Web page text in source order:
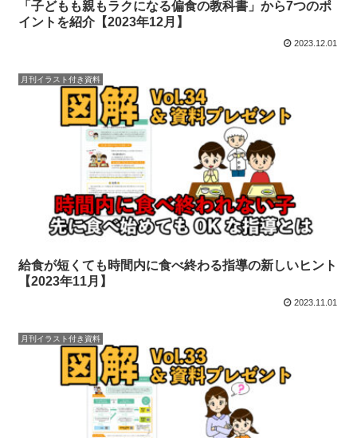
「子どもも親もラクになる偏食の教科書」から7つのポ
イントを紹介【2023年12月】
2023.12.01
月刊イラスト付き資料
給食が短くても時間内に食べ終わる指導の新しいヒント
【2023年11月】
2023.11.01
月刊イラスト付き資料